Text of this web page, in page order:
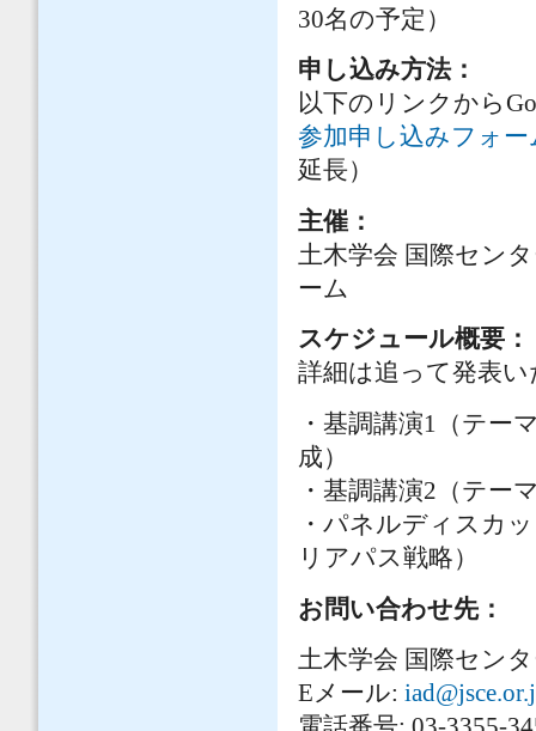
30名の予定）
申し込み方法：
以下のリンクから
参加申し込みフォー
延長）
主催：
土木学会 国際セン
ーム
スケジュール概要：
詳細は追って発表
・基調講演1（テー
成）
・基調講演2（テー
・パネルディスカ
リアパス戦略）
お問い合わせ先：
土木学会 国際セン
Eメール: